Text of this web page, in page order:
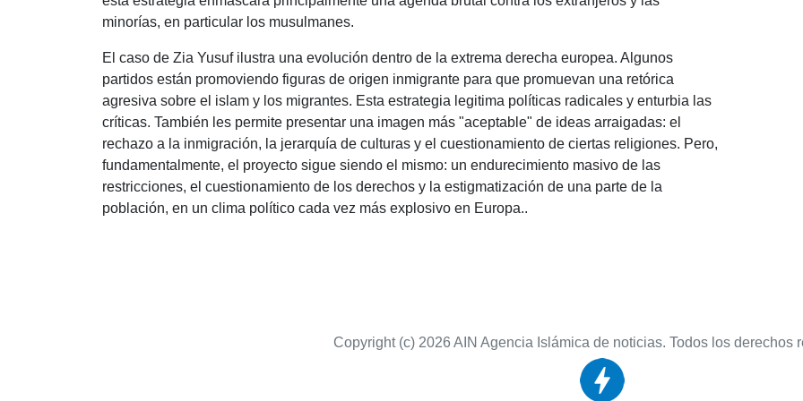
minorías, en particular los musulmanes.
El caso de Zia Yusuf ilustra una evolución dentro de la extrema derecha europea. Algunos
partidos están promoviendo figuras de origen inmigrante para que promuevan una retórica
agresiva sobre el islam y los migrantes. Esta estrategia legitima políticas radicales y enturbia las
críticas. También les permite presentar una imagen más "aceptable" de ideas arraigadas: el
rechazo a la inmigración, la jerarquía de culturas y el cuestionamiento de ciertas religiones. Pero,
fundamentalmente, el proyecto sigue siendo el mismo: un endurecimiento masivo de las
restricciones, el cuestionamiento de los derechos y la estigmatización de una parte de la
población, en un clima político cada vez más explosivo en Europa..
Copyright (c) 2026 AIN Agencia Islámica de noticias. Todos los derechos